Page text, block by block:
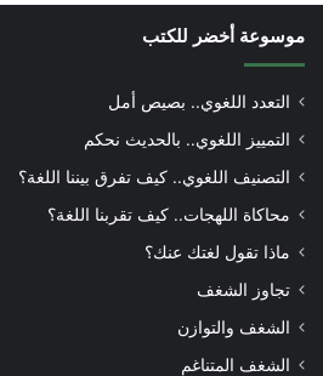
موسوعة أخضر للكتب
التعدد اللغوي.. بصيص أمل
التمييز اللغوي.. بالحديث نحكم
التصنيف اللغوي.. كيف تفرق بيننا اللغة؟
محاكاة اللهجات.. كيف تقربنا اللغة؟
ماذا تقول لغتك عنك؟
تجاوز الشغف
الشغف والتوازن
الشغف المتناغم